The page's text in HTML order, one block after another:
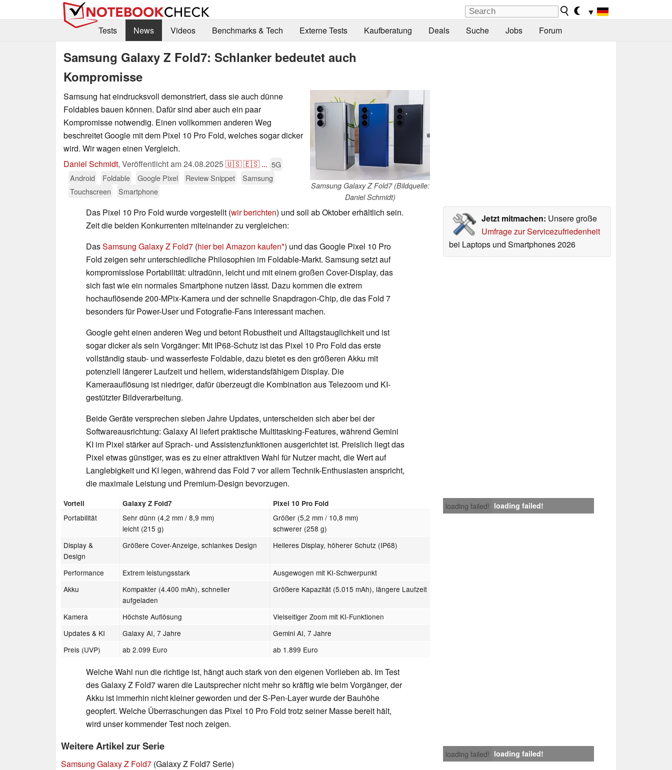
▼
Tests
News Videos Benchmarks & Tech Externe Tests Kaufberatung Deals Suche Jobs Forum
Samsung Galaxy Z Fold7: Schlanker bedeutet auch
Kompromisse
Samsung Galaxy Z Fold7 (Bildquelle:
Daniel Schmidt)
Samsung hat eindrucksvoll demonstriert, dass sie auch dünne
Foldables bauen können. Dafür sind aber auch ein paar
Kompromisse notwendig. Einen vollkommen anderen Weg
beschreitet Google mit dem Pixel 10 Pro Fold, welches sogar dicker
wird. Wir wagen einen Vergleich.
Daniel Schmidt, Veröffentlicht am24.08.2025🇺🇸🇪🇸 ... 5G
Android
Foldable Google Pixel Review Snippet
Samsung
Touchscreen
Smartphone
Jetzt mitmachen: Unsere große
Umfrage zur Servicezufriedenheit
bei Laptops und Smartphones 2026
Das Pixel 10 Pro Fold wurde vorgestellt (wir berichten) und soll ab Oktober erhältlich sein.
Zeit die beiden Konkurrenten miteinander zu vergleichen:
DasSamsung Galaxy Z Fold7 (hier bei Amazon kaufen ) und das Google Pixel 10 Pro
Fold zeigen sehr unterschiedliche Philosophien im Foldable-Markt. Samsung setzt auf
kompromisslose Portabilität: ultradünn, leicht und mit einem großen Cover-Display, das
sich fast wie ein normales Smartphone nutzen lässt. Dazu kommen die extrem
hochauflösende 200-MPix-Kamera und der schnelle Snapdragon-Chip, die das Fold 7
besonders für Power-User und Fotografie-Fans interessant machen.
Google geht einen anderen Weg und betont Robustheit und Alltagstauglichkeit und ist
sogar dicker als sein Vorgänger: Mit IP68-Schutz ist das Pixel 10 Pro Fold das erste
vollständig staub- und wasserfeste Foldable, dazu bietet es den größeren Akku mit
potenziell längerer Laufzeit und hellem, widerstandsfähigem Display. Die
Kameraauflösung ist niedriger, dafür überzeugt die Kombination aus Telezoom und KI-
gestützter Bildverarbeitung.
Beide Geräte versprechen sieben Jahre Updates, unterscheiden sich aber bei der
Softwareausrichtung: Galaxy AI liefert praktische Multitasking-Features, während Gemini
KI im Pixel stärker auf Sprach- und Assistenzfunktionen ausgerichtet ist. Preislich liegt das
Pixel etwas günstiger, was es zu einer attraktiven Wahl für Nutzer macht, die Wert auf
Langlebigkeit und KI legen, während das Fold 7 vor allem Technik-Enthusiasten anspricht,
die maximale Leistung und Premium-Design bevorzugen.
loading failed! loading failed!
Vorteil Galaxy Z Fold7 Pixel 10 Pro Fold
Portabilität
Sehr dünn (4,2 mm / 8,9 mm)
leicht (215 g)
Größer (5,2 mm / 10,8 mm)
schwerer (258 g)
Display &
Design
Größere Cover-Anzeige, schlankes Design Helleres Display, höherer Schutz (IP68)
Performance Extrem leistungsstark
Ausgewogen mit KI-Schwerpunkt
Akku
Kompakter (4.400 mAh), schneller
aufgeladen
Größere Kapazität (5.015 mAh), längere Laufzeit
Kamera Höchste Auflösung
Vielseitiger Zoom mit KI-Funktionen
Updates & KI
Galaxy AI, 7 Jahre
Gemini AI, 7 Jahre
Preis (UVP)
ab 2.099 Euro ab 1.899 Euro
Welche Wahl nun die richtige ist, hängt auch stark von den eigenen Vorlieben ab. Im Test
des Galaxy Z Fold7 waren die Lautsprecher nicht mehr so kräftig wie beim Vorgänger, der
Akku ist immerhin nicht kleiner geworden und der S-Pen-Layer wurde der Bauhöhe
geopfert. Welche Überraschungen das Pixel 10 Pro Fold trotz seiner Masse bereit hält,
wird unser kommender Test noch zeigen.
loading failed! loading failed!
Weitere Artikel zur Serie
Samsung Galaxy Z Fold7 (Galaxy Z Fold7 Serie)